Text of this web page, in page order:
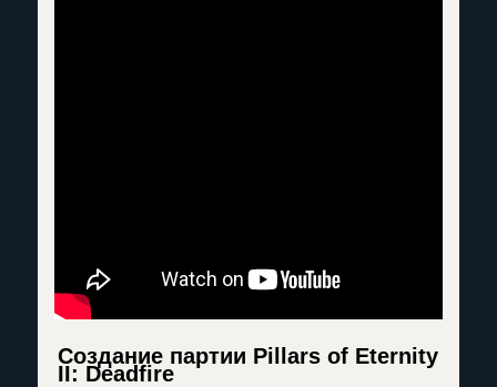
Создание партии Pillars of Eternity
II: Deadfire